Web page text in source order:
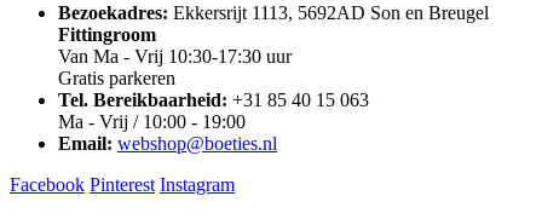
Bezoekadres: Ekkersrijt 1113, 5692AD Son en Breugel
Fittingroom
Van Ma - Vrij 10:30-17:30 uur
Gratis parkeren
Tel. Bereikbaarheid: +31 85 40 15 063
Ma - Vrij / 10:00 - 19:00
Email: webshop@boeties.nl
Facebook Pinterest Instagram